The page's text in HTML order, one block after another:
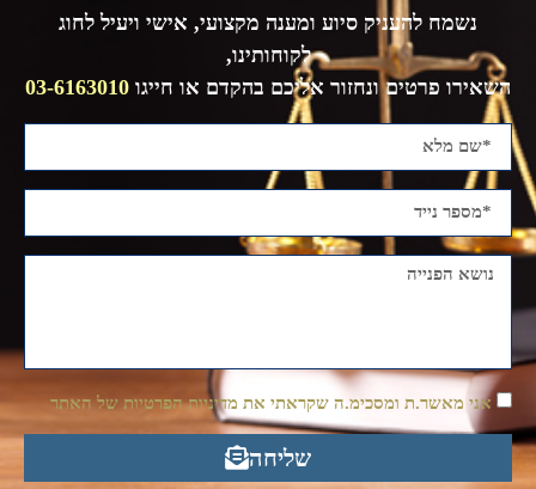
נשמח להעניק סיוע ומענה מקצועי, אישי ויעיל לחוג
לקוחותינו,
השאירו פרטים ונחזור אליכם בהקדם או חייגו 03-6163010
אני מאשר.ת ומסכימ.ה שקראתי את מדיניות הפרטיות של האתר
שליחה